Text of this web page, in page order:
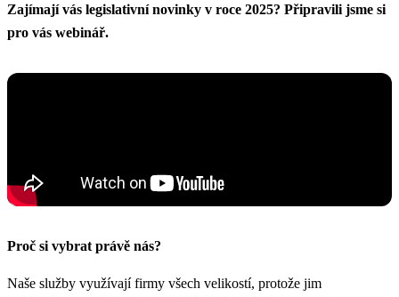
Zajímají vás legislativní novinky v roce 2025? Připravili jsme si
pro vás webinář.
Proč si vybrat právě nás?
Naše služby využívají firmy všech velikostí, protože jim